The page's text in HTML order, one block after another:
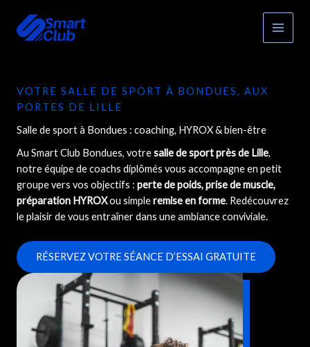
contenu
VOTRE SALLE DE SPORT À BONDUES, AUX
PORTES DE LILLE
Salle de sport à Bondues : coaching, HYROX & bien-être
Au Smart Club Bondues, votresalle de sport près de Lille,
notre équipe de coachs diplômés vous accompagne en petit
groupe vers vos objectifs : perte de poids, prise de muscle,
préparation HYROXou simpleremise en forme. Redécouvrez
le plaisir de vous entraîner dans une ambiance conviviale.
RÉSERVEZ VOTRE SÉANCE D’ESSAI GRATUITE